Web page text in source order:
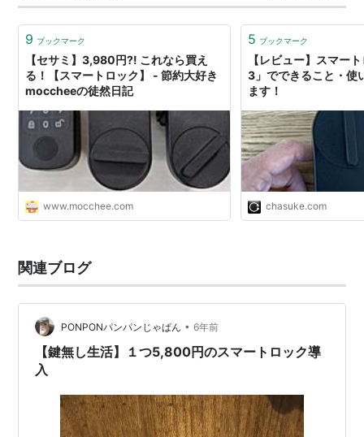
ンティークのテーブル…
9 ブックマーク
【セサミ】3,980円?! これなら買え
る！【スマートロック】 - 節約大好き
moccheeの徒然日記
www.mocchee.com
5 ブックマーク
【レビュー】スマー
3」でできること・使
ます！
chasuke.com
関連ブログ
PONPONパンパンじゃぱん • 6年前
【鍵無し生活】１つ5,800円のスマートロック導
入